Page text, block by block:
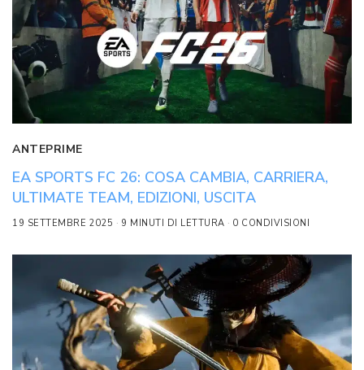
ANTEPRIME
EA SPORTS FC 26: COSA CAMBIA, CARRIERA,
ULTIMATE TEAM, EDIZIONI, USCITA
19 SETTEMBRE 2025 9 MINUTI DI LETTURA 0 CONDIVISIONI